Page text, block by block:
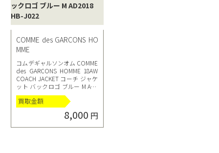
COMME des GARCONS HO
MME
コムデギャルソンオム COMME
des GARCONS HOMME 18AW
COACH JACKET コーチ ジャケ
ット バックロゴ ブルー M AD2
018 HB-J022
買取金額
8,000 円